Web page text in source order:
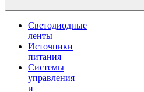
Светодиодные
ленты
Источники
питания
Системы
управления
и